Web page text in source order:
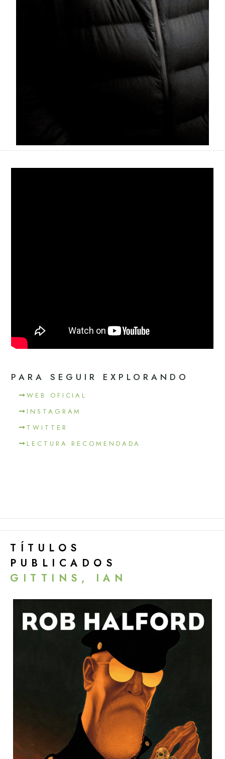
PARA SEGUIR EXPLORANDO
WEB OFICIAL
INSTAGRAM
TWITTER
LECTURA RECOMENDADA
TÍTULOS
PUBLICADOS
GITTINS, IAN